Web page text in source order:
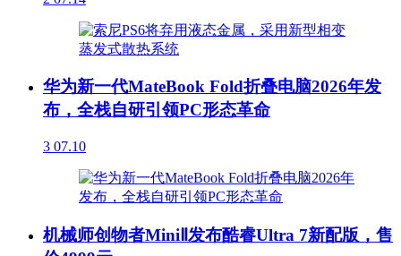
华为新一代MateBook Fold折叠电脑2026年发
布，全栈自研引领PC形态革命
3 07.10
机械师创物者MiniⅡ发布酷睿Ultra 7新配版，售